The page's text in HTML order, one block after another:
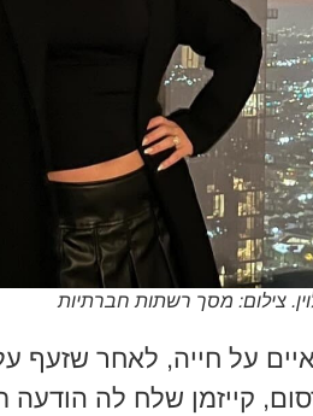
צילום: מסך רשתות חברתיות
איים על חייה, לאחר
קייזמן שלח לה